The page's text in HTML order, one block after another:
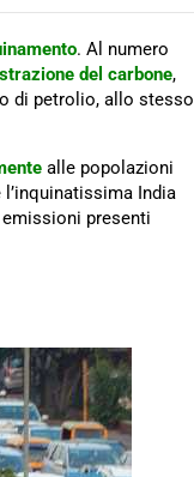
. Al numero
del carbone,
di petrolio, allo stesso
alle popolazioni
India
presenti